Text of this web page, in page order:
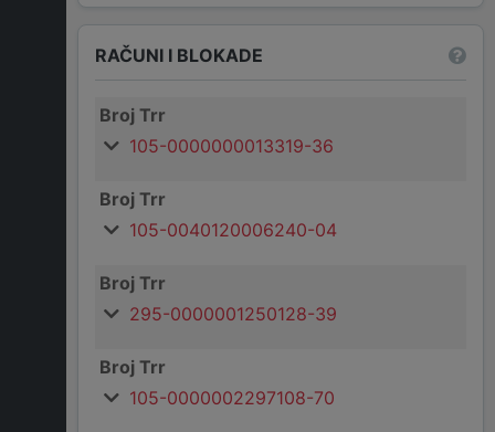
RAČUNI I BLOKADE
Broj Trr
105-0000000013319-36
Broj Trr
105-0040120006240-04
Broj Trr
295-0000001250128-39
Broj Trr
105-0000002297108-70